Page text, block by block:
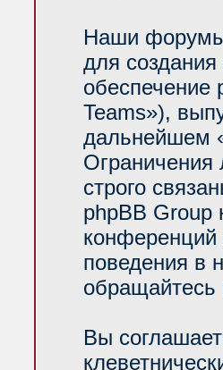
Наши форумы
для
обеспечение
Teams»),
дальнейшем
Ограничения
строго
phpBB Group
конференций
поведения в
обращайтесь
Вы